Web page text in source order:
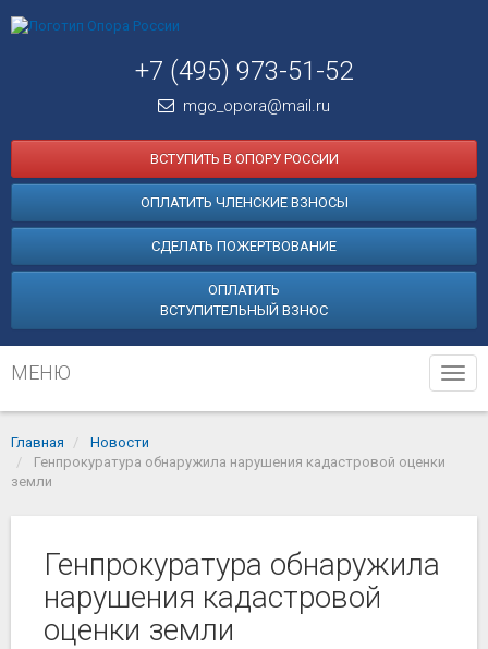
+7 (495) 973-51-52
mgo_opora@mail.ru
ВСТУПИТЬ В ОПОРУ РОССИИ
ОПЛАТИТЬ ЧЛЕНСКИЕ ВЗНОСЫ
СДЕЛАТЬ ПОЖЕРТВОВАНИЕ
ОПЛАТИТЬ
ВСТУПИТЕЛЬНЫЙ ВЗНОС
МЕНЮ
Главная
Новости
Генпрокуратура обнаружила нарушения кадастровой оценки
земли
Генпрокуратура обнаружила
нарушения кадастровой
оценки земли